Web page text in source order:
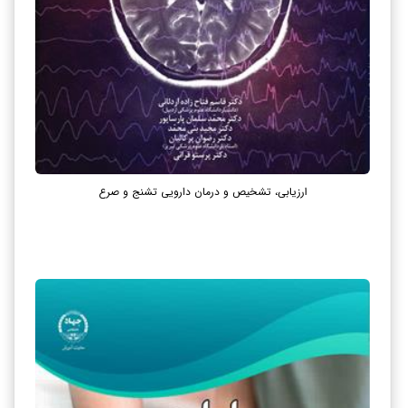
ارزیابی، تشخیص و درمان دارویی تشنج و صرع